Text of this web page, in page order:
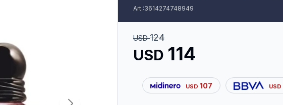
3614274748949
USD 114
USD 124
USD 107 USD